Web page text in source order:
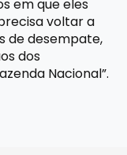
em que eles
voltar a
de desempate,
dos
Nacional”.